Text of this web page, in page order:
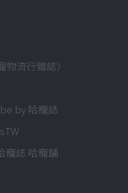
物流行雜誌〉
by 哈寵誌
寵誌 哈寵舖